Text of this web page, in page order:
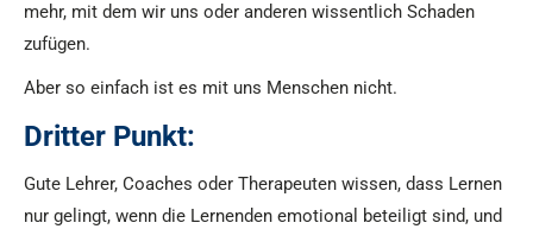
mehr, mit dem wir uns oder anderen wissentlich Schaden
zufügen.
Aber so einfach ist es mit uns Menschen nicht.
Dritter Punkt:
Gute Lehrer, Coaches oder Therapeuten wissen, dass Lernen
nur gelingt, wenn die Lernenden emotional beteiligt sind, und